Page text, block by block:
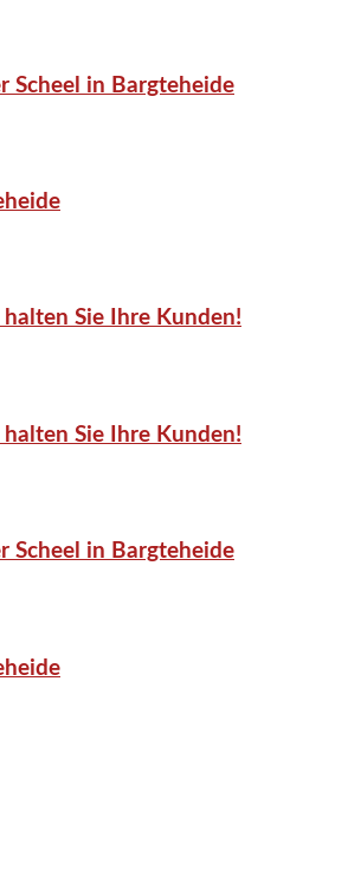
Scheel in Bargteheide
Sie Ihre Kunden!
Sie Ihre Kunden!
Scheel in Bargteheide